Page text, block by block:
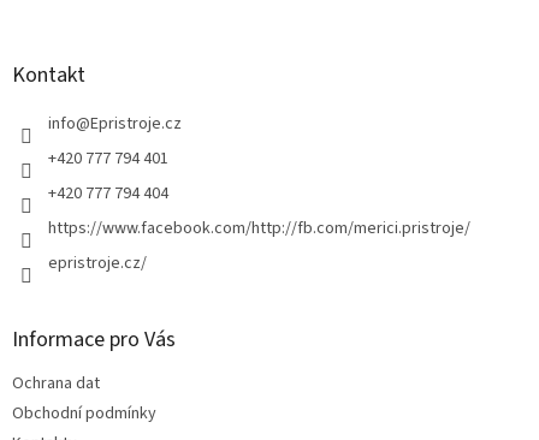
y
v
Kontakt
info@Epristroje.cz
+420 777 794 401
+420 777 794 404
https://www.facebook.com/http://fb.com/merici.pristroje/
epristroje.cz/
Informace pro Vás
Ochrana dat
Obchodní podmínky